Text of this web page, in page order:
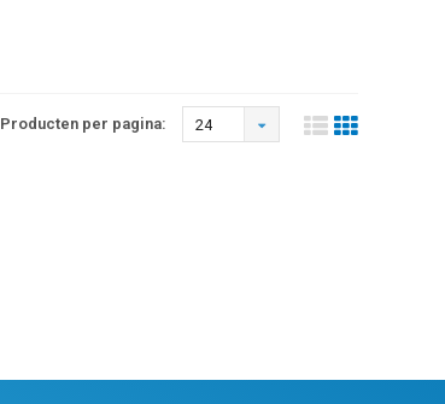
Producten per pagina: 24